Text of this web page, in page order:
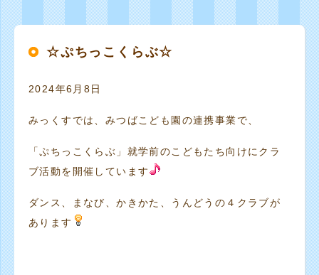
☆ぷちっこくらぶ☆
2024年6月8日
みっくすでは、みつばこども園の連携事業で、
「ぷちっこくらぶ」就学前のこどもたち向けにクラ
ブ活動を開催しています
ダンス、まなび、かきかた、うんどうの４クラブが
あります